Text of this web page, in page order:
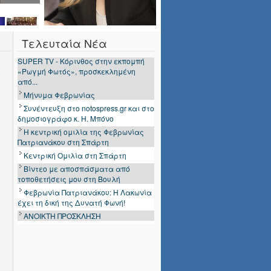
Τελευταία Νέα
Μήνυμα Φεβρωνίας
Συνέντευξη στο notospress.gr και στο
δημοσιογράφο κ. Η. Μπόνο
Η κεντρική ομιλία της Φεβρωνίας
Πατριανάκου στη Σπάρτη
Κεντρική Ομιλία στη Σπάρτη
Βίντεο με αποσπάσματα από
τοποθετήσεις μου στη Βουλή
Φεβρωνία Πατριανάκου: Η Λακωνία
έχει τη δική της Δυνατή Φωνή!
ΑΝΟΙΚΤΗ ΠΡΟΣΚΛΗΣΗ